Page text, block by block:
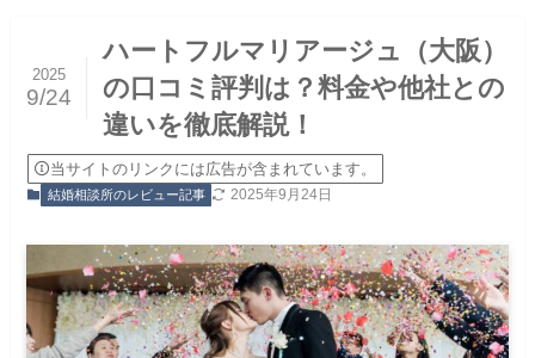
ハートフルマリアージュ（大阪）
の口コミ評判は？料金や他社との
違いを徹底解説！
2025
9/24
当サイトのリンクには広告が含まれています。
結婚相談所のレビュー記事 2025年9月24日